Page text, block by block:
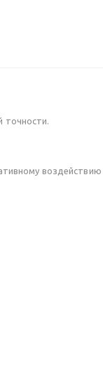
точности.
воздействию